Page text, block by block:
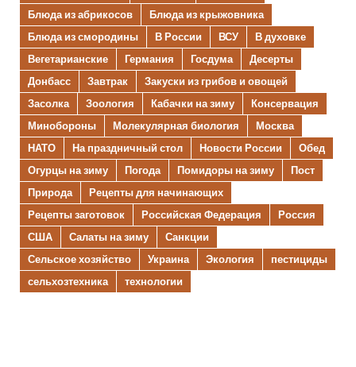
Блюда из абрикосов
Блюда из крыжовника
Блюда из смородины
В России ВСУ
В духовке
Вегетарианские
Германия Госдума
Десерты
Донбасс
Завтрак
Закуски из грибов и овощей
Засолка
Зоология Кабачки на зиму
Консервация
Минобороны
Молекулярная биология
Москва
НАТО
На праздничный стол Новости России
Обед
Огурцы на зиму
Погода Помидоры на зиму
Пост
Природа
Рецепты для начинающих
Рецепты заготовок
Российская Федерация
Россия
США
Салаты на зиму
Санкции
Сельское хозяйство
Украина Экология
пестициды
сельхозтехника
технологии